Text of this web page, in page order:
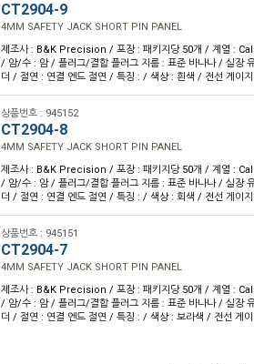
CT2904-9
4MM SAFETY JACK SHORT PIN PANEL
제조사 : B&K Precision / 포장 : 패키지당 50개 / 계열 :
/ 암/수 : 암 / 플러그/결합 플러그 지름 : 표준 바나나 / 실장
더 / 절연 : 연결 엔드 절연 / 특징 : / 색상 : 흰색 / 전선 게이
상품번호 : 945152
CT2904-8
4MM SAFETY JACK SHORT PIN PANEL
제조사 : B&K Precision / 포장 : 패키지당 50개 / 계열 :
/ 암/수 : 암 / 플러그/결합 플러그 지름 : 표준 바나나 / 실장
더 / 절연 : 연결 엔드 절연 / 특징 : / 색상 : 회색 / 전선 게이
상품번호 : 945151
CT2904-7
4MM SAFETY JACK SHORT PIN PANEL
제조사 : B&K Precision / 포장 : 패키지당 50개 / 계열 :
/ 암/수 : 암 / 플러그/결합 플러그 지름 : 표준 바나나 / 실장
더 / 절연 : 연결 엔드 절연 / 특징 : / 색상 : 보라색 / 전선 게